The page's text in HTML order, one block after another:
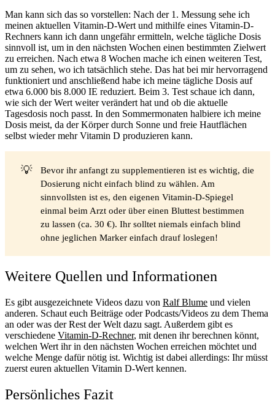
Man kann sich das so vorstellen: Nach der 1. Messung sehe ich
meinen aktuellen Vitamin-D-Wert und mithilfe eines Vitamin-D-
Rechners kann ich dann ungefähr ermitteln, welche tägliche Dosis
sinnvoll ist, um in den nächsten Wochen einen bestimmten Zielwert
zu erreichen. Nach etwa 8 Wochen mache ich einen weiteren Test,
um zu sehen, wo ich tatsächlich stehe. Das hat bei mir hervorragend
funktioniert und anschließend habe ich meine tägliche Dosis auf
etwa 6.000 bis 8.000 IE reduziert. Beim 3. Test schaue ich dann,
wie sich der Wert weiter verändert hat und ob die aktuelle
Tagesdosis noch passt. In den Sommermonaten halbiere ich meine
Dosis meist, da der Körper durch Sonne und freie Hautflächen
selbst wieder mehr Vitamin D produzieren kann.
💡
Bevor ihr anfangt zu supplementieren ist es wichtig, die
Dosierung nicht einfach blind zu wählen. Am
sinnvollsten ist es, den eigenen Vitamin-D-Spiegel
einmal beim Arzt oder über einen Bluttest bestimmen
zu lassen (ca. 30 €). Ihr solltet niemals einfach blind
ohne jeglichen Marker einfach drauf loslegen!
Weitere Quellen und Informationen
Es gibt ausgezeichnete Videos dazu von Ralf Blume und vielen
anderen. Schaut euch Beiträge oder Podcasts/Videos zu dem Thema
an oder was der Rest der Welt dazu sagt. Außerdem gibt es
verschiedene Vitamin-D-Rechner, mit denen ihr berechnen könnt,
welchen Wert ihr in den nächsten Wochen erreichen möchtet und
welche Menge dafür nötig ist. Wichtig ist dabei allerdings: Ihr müsst
zuerst euren aktuellen Vitamin D-Wert kennen.
Persönliches Fazit